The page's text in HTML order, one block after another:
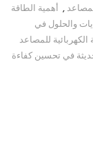
, أهمية الطاقة
والحلول في
الكهربائية للمصاعد
في تحسين كفاءة